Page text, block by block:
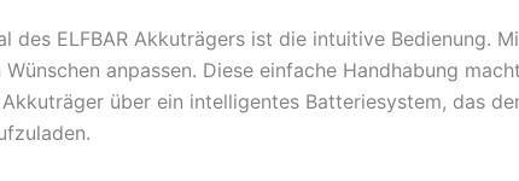
des ELFBAR Akkuträgers ist die intuitive Bedienung.
anpassen. Diese einfache Handhabung
über ein intelligentes Batteriesystem, das